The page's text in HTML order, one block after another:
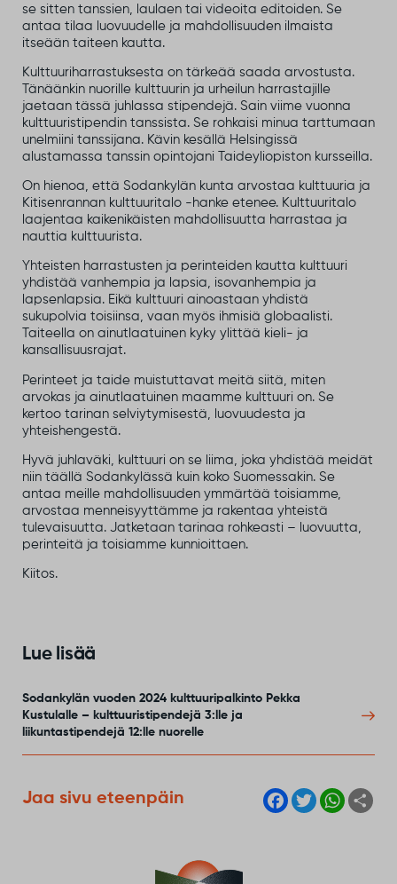
se sitten tanssien, laulaen tai videoita editoiden. Se
antaa tilaa luovuudelle ja mahdollisuuden ilmaista
itseään taiteen kautta.
Kulttuuriharrastuksesta on tärkeää saada arvostusta.
Tänäänkin nuorille kulttuurin ja urheilun harrastajille
jaetaan tässä juhlassa stipendejä. Sain viime vuonna
kulttuuristipendin tanssista. Se rohkaisi minua tarttumaan
unelmiini tanssijana. Kävin kesällä Helsingissä
alustamassa tanssin opintojani Taideyliopiston kursseilla.
On hienoa, että Sodankylän kunta arvostaa kulttuuria ja
Kitisenrannan kulttuuritalo -hanke etenee. Kulttuuritalo
laajentaa kaikenikäisten mahdollisuutta harrastaa ja
nauttia kulttuurista.
Yhteisten harrastusten ja perinteiden kautta kulttuuri
yhdistää vanhempia ja lapsia, isovanhempia ja
lapsenlapsia. Eikä kulttuuri ainoastaan yhdistä
sukupolvia toisiinsa, vaan myös ihmisiä globaalisti.
Taiteella on ainutlaatuinen kyky ylittää kieli- ja
kansallisuusrajat.
Perinteet ja taide muistuttavat meitä siitä, miten
arvokas ja ainutlaatuinen maamme kulttuuri on. Se
kertoo tarinan selviytymisestä, luovuudesta ja
yhteishengestä.
Hyvä juhlaväki, kulttuuri on se liima, joka yhdistää meidät
niin täällä Sodankylässä kuin koko Suomessakin. Se
antaa meille mahdollisuuden ymmärtää toisiamme,
arvostaa menneisyyttämme ja rakentaa yhteistä
tulevaisuutta. Jatketaan tarinaa rohkeasti – luovuutta,
perinteitä ja toisiamme kunnioittaen.
Kiitos.
Lue lisää
Sodankylän vuoden 2024 kulttuuripalkinto Pekka
Kustulalle – kulttuuristipendejä 3:lle ja
liikuntastipendejä 12:lle nuorelle
Jaa sivu eteenpäin
F
a
T
w
W
h